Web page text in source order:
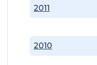
2010
2011